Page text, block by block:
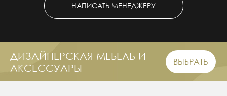
НАПИСАТЬ МЕНЕДЖЕРУ
ДИЗАЙНЕРСКАЯ МЕБЕЛЬ И
АКСЕССУАРЫ
ВЫБРАТЬ